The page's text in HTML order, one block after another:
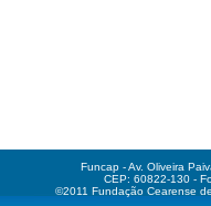
Funcap - Av. Oliveira
CEP: 60822-130 -
©2011 Fundação Cearense